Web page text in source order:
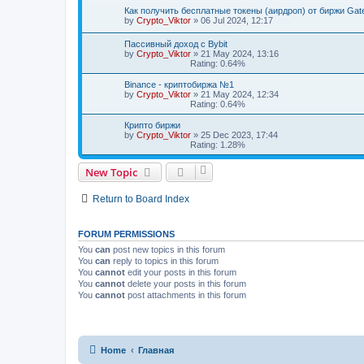
Как получить бесплатные токены (аирдроп) от биржи
by Crypto_Viktor » 06 Jul 2024, 12:17
Пассивный доход с Bybit
by Crypto_Viktor » 21 May 2024, 13:16
Rating: 0.64%
Binance - криптобиржа №1
by Crypto_Viktor » 21 May 2024, 12:34
Rating: 0.64%
Крипто биржи
by Crypto_Viktor » 25 Dec 2023, 17:44
Rating: 1.28%
New Topic
Return to Board Index
FORUM PERMISSIONS
You can post new topics in this forum
You can reply to topics in this forum
You cannot edit your posts in this forum
You cannot delete your posts in this forum
You cannot post attachments in this forum
Home Главная